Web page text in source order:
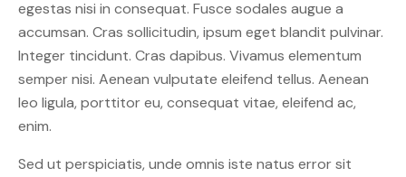
egestas nisi in consequat. Fusce sodales augue a
accumsan. Cras sollicitudin, ipsum eget blandit pulvinar.
Integer tincidunt. Cras dapibus. Vivamus elementum
semper nisi. Aenean vulputate eleifend tellus. Aenean
leo ligula, porttitor eu, consequat vitae, eleifend ac,
enim.
Sed ut perspiciatis, unde omnis iste natus error sit